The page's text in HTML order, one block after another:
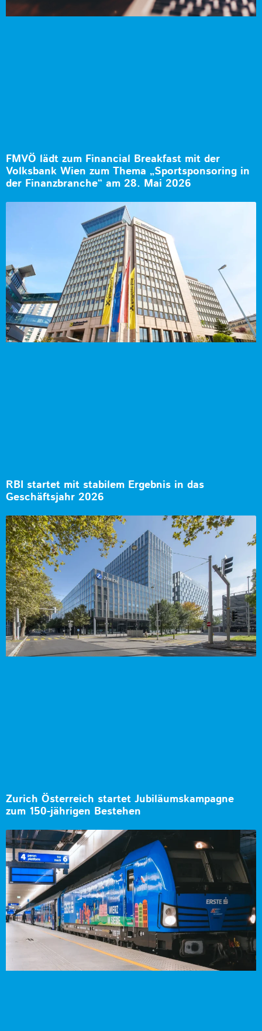
FMVÖ lädt zum Financial Breakfast mit der
Volksbank Wien zum Thema „Sportsponsoring in
der Finanzbranche“ am 28. Mai 2026
RBI startet mit stabilem Ergebnis in das
Geschäftsjahr 2026
Zurich Österreich startet Jubiläumskampagne
zum 150-jährigen Bestehen